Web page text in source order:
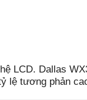
LCD. Dallas
lệ tương phản